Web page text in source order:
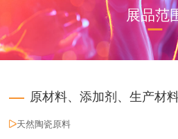
展品范
原材料、添加剂、生产材
天然陶瓷原料